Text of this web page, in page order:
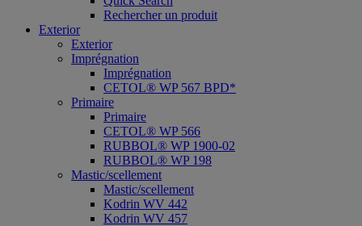
Rechercher un produit
Exterior
Exterior
Imprégnation
Imprégnation
CETOL® WP 567 BPD*
Primaire
Primaire
CETOL® WP 566
RUBBOL® WP 1900-02
RUBBOL® WP 198
Mastic/scellement
Mastic/scellement
Kodrin WV 442
Kodrin WV 457